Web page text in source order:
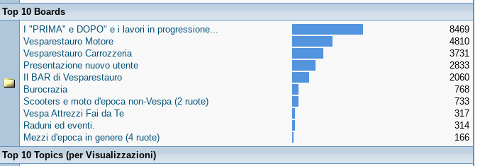
Top 10 Boards
I "PRIMA" e DOPO" e i lavori in progressione...
8469
Vesparestauro Motore
4810
Vesparestauro Carrozzeria
3731
Presentazione nuovo utente
2833
Il BAR di Vesparestauro
2060
Burocrazia
768
Scooters e moto d'epoca non-Vespa (2 ruote)
733
Vespa Attrezzi Fai da Te
317
Raduni ed eventi.
314
Mezzi d'epoca in genere (4 ruote)
166
Top 10 Topics (per Visualizzazioni)